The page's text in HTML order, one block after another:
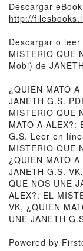
Descargar
http://
Descargar o leer
MISTERIO QUE
Mobi) de
¿QUIEN MATO
JANETH G.S.
MISTERIO QUE
MATO A ALEX?:
G.S. Leer en
MISTERIO QUE
¿QUIEN MATO
JANETH G.S.
QUE NOS UNE
ALEX?: EL
VK, ¿QUIEN
UNE JANETH
Powered by